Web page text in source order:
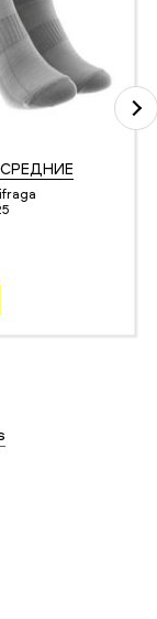
СРЕДНИЕ